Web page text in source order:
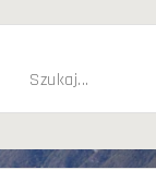
Szukaj
dla: